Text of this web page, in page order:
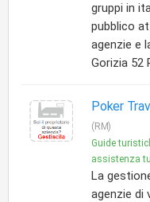
gruppi in
pubblico
agenzie e
Gorizia 52
Poker
(RM)
Guide
assistenza
La
agenzie di